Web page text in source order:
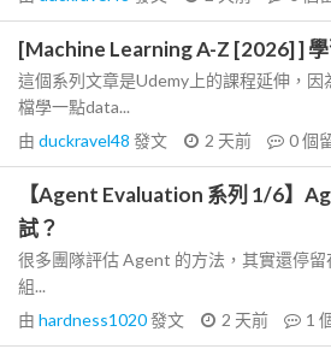
[Machine Learning A-Z [2026] ]
這個系列文章是Udemy上的課程延伸，因
檔學一點data...
由 duckravel48 發文 2 天前 0個
【Agent Evaluation 系列 1/6】
試？
很多團隊評估 Agent 的方法，其實還停
組...
由 hardness1020發文 2 天前 1